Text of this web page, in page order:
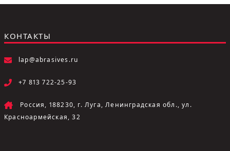
КОНТАКТЫ
lap@abrasives.ru
+7 813 722-25-93
Россия, 188230, г. Луга, Ленинградская обл., ул.
Красноармейская, 32